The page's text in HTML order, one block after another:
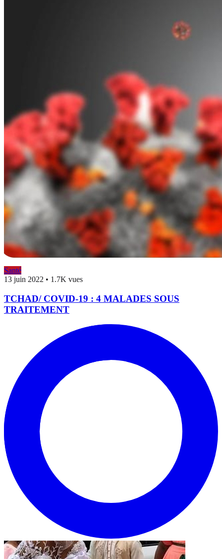
Santé
13 juin 2022 • 1.7K vues
TCHAD/ COVID-19 : 4 MALADES SOUS
TRAITEMENT